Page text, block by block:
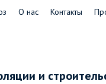
О нас Контакты
и